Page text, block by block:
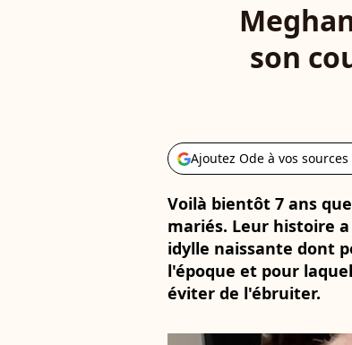
son
Ajoutez Ode à vos
Voilà bientôt 7 ans
mariés. Leur histoire
idylle naissante dont
l'époque et pour
éviter de l'ébruiter.